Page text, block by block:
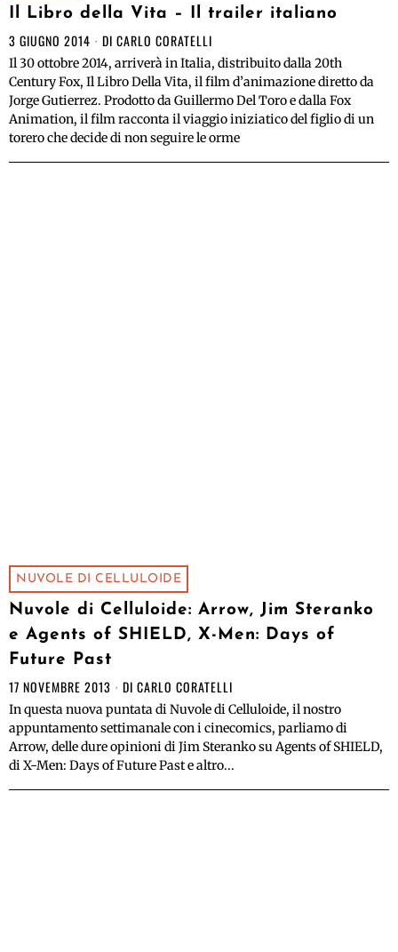
Il Libro della Vita – Il trailer italiano
3 GIUGNO 2014 DI CARLO CORATELLI
Il 30 ottobre 2014, arriverà in Italia, distribuito dalla 20th
Century Fox, Il Libro Della Vita, il film d’animazione diretto da
Jorge Gutierrez. Prodotto da Guillermo Del Toro e dalla Fox
Animation, il film racconta il viaggio iniziatico del figlio di un
torero che decide di non seguire le orme
NUVOLE DI CELLULOIDE
Nuvole di Celluloide: Arrow, Jim Steranko
e Agents of SHIELD, X-Men: Days of
Future Past
17 NOVEMBRE 2013 DI CARLO CORATELLI
In questa nuova puntata di Nuvole di Celluloide, il nostro
appuntamento settimanale con i cinecomics, parliamo di
Arrow, delle dure opinioni di Jim Steranko su Agents of SHIELD,
di X-Men: Days of Future Past e altro...